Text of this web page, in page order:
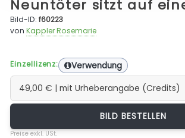
Neuntöter sitzt auf
Bild-ID:f60223
vonKappler Rosemarie
Einzellizenz: Verwendung
BILD BESTELLEN
Preise exkl. USt.